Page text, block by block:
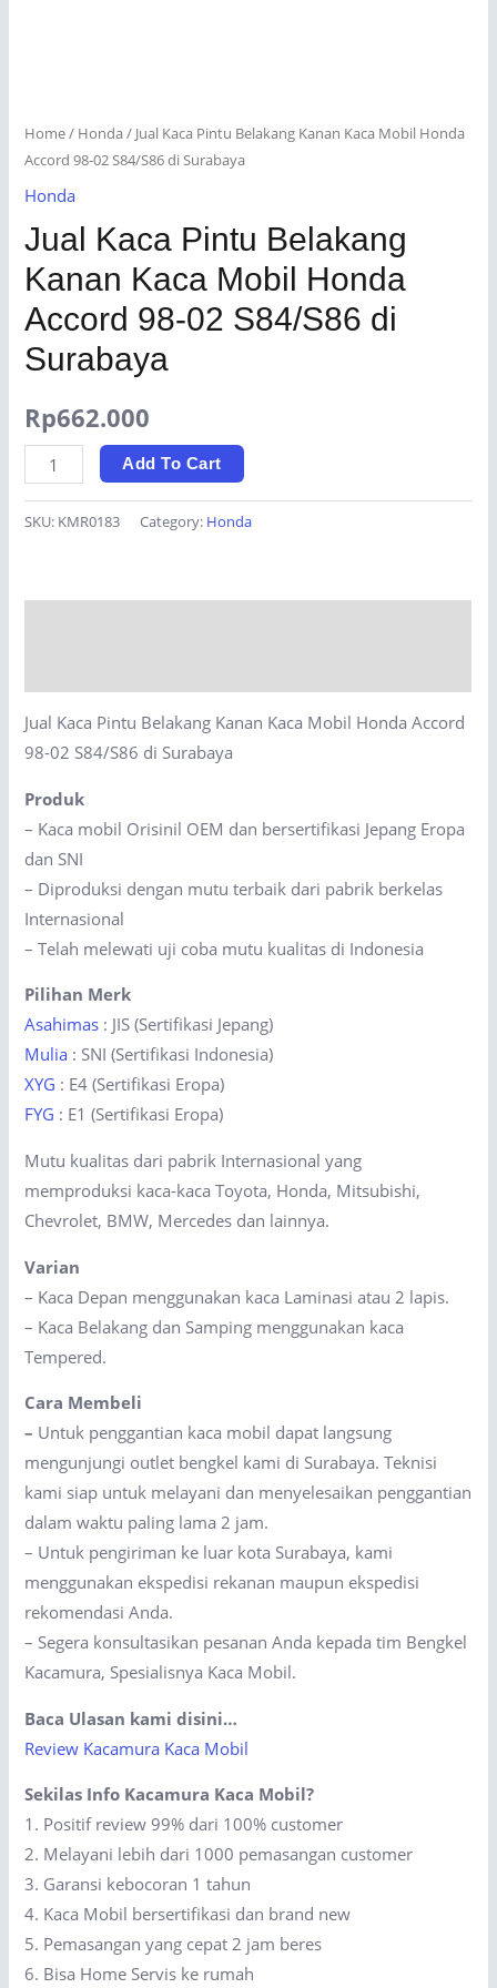
Home/ Honda/ Jual Kaca Pintu Belakang Kanan Kaca Mobil Honda
Accord 98-02 S84/S86 di Surabaya
Honda
Jual Kaca Pintu Belakang
Kanan Kaca Mobil Honda
Accord 98-02 S84/S86 di
Surabaya
Rp662.000
Jual
Kaca
Pintu
Accord
98-
02
S84/S86
Surabaya
quantity
Add To Cart
SKU: KMR0183 Category: Honda
Jual Kaca Pintu Belakang Kanan Kaca Mobil Honda Accord
98-02 S84/S86 di Surabaya
Produk
– Kaca mobil Orisinil OEM dan bersertifikasi Jepang Eropa
dan SNI
– Diproduksi dengan mutu terbaik dari pabrik berkelas
Internasional
– Telah melewati uji coba mutu kualitas di Indonesia
Pilihan Merk
Asahimas : JIS (Sertifikasi Jepang)
Mulia : SNI (Sertifikasi Indonesia)
XYG : E4 (Sertifikasi Eropa)
FYG : E1 (Sertifikasi Eropa)
Mutu kualitas dari pabrik Internasional yang
memproduksi kaca-kaca Toyota, Honda, Mitsubishi,
Chevrolet, BMW, Mercedes dan lainnya.
Varian
– Kaca Depan menggunakan kaca Laminasi atau 2 lapis.
– Kaca Belakang dan Samping menggunakan kaca
Tempered.
Cara Membeli
– Untuk penggantian kaca mobil dapat langsung
mengunjungi outlet bengkel kami di Surabaya. Teknisi
kami siap untuk melayani dan menyelesaikan penggantian
dalam waktu paling lama 2 jam.
– Untuk pengiriman ke luar kota Surabaya, kami
menggunakan ekspedisi rekanan maupun ekspedisi
rekomendasi Anda.
– Segera konsultasikan pesanan Anda kepada tim Bengkel
Kacamura, Spesialisnya Kaca Mobil.
Baca Ulasan kami disini…
Review Kacamura Kaca Mobil
Sekilas Info Kacamura Kaca Mobil?
1. Positif review 99% dari 100% customer
2. Melayani lebih dari 1000 pemasangan customer
3. Garansi kebocoran 1 tahun
4. Kaca Mobil bersertifikasi dan brand new
5. Pemasangan yang cepat 2 jam beres
6. Bisa Home Servis ke rumah